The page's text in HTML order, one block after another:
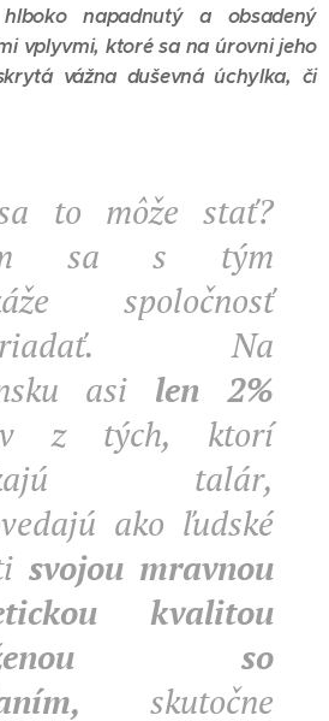
napadnutý a obsadený
vplyvmi, ktoré sa na úrovni jeho
vážna duševná úchylka, či
to môže stať?
sa s tým
spoločnosť
Na
asi len 2%
z tých, ktorí
talár,
ako ľudské
svojou mravnou
kvalitou
so
skutočne